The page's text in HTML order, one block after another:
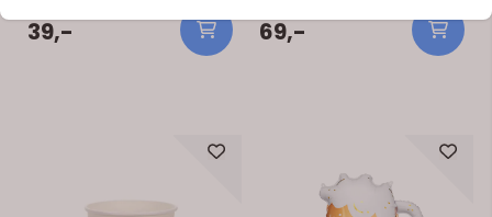
Spesifikasjoner: - Farge: gull
(glitrende) - Mål: 33x33 cm -
Antall: 10 stk/pk - Bruksområde:
39,-
Perfekt når du vil skape en
festlig stemning uten å bruke
bordpynt, på gavebord eller
som en del av dekor rundt
69,-